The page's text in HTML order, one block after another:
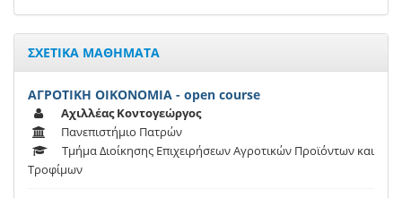
ΣΧΕΤΙΚΑ ΜΑΘΗΜΑΤΑ
ΑΓΡΟΤΙΚΗ ΟΙΚΟΝΟΜΙΑ - open course
Αχιλλέας Κοντογεώργος
Πανεπιστήμιο Πατρών
Τμήμα Διοίκησης Επιχειρήσεων Αγροτικών Προϊόντων και
Τροφίμων